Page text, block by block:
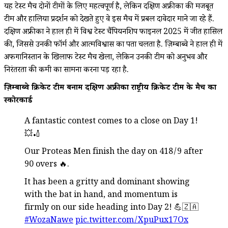
यह टेस्ट मैच दोनों टीमों के लिए महत्वपूर्ण है, लेकिन दक्षिण अफ्रीका की मजबूत
टीम और हालिया प्रदर्शन को देखते हुए वे इस मैच में प्रबल दावेदार माने जा रहे हैं.
दक्षिण अफ्रीका ने हाल ही में विश्व टेस्ट चैंपियनशिप फाइनल 2025 में जीत हासिल
की, जिससे उनकी फॉर्म और आत्मविश्वास का पता चलता है. ज़िम्बाब्वे ने हाल ही में
अफगानिस्तान के खिलाफ टेस्ट मैच खेला, लेकिन उनकी टीम को अनुभव और
निरंतरता की कमी का सामना करना पड़ रहा है.
ज़िम्बाब्वे क्रिकेट टीम बनाम दक्षिण अफ्रीका राष्ट्रीय क्रिकेट टीम के मैच का
स्कोरकार्ड
A fantastic contest comes to a close on Day 1!
💥🏏
Our Proteas Men finish the day on 418/9 after
90 overs 🔥.
It has been a gritty and dominant showing
with the bat in hand, and momentum is
firmly on our side heading into Day 2! 💪🇿🇦
#WozaNawepic.twitter.com/XpuPux17Ox